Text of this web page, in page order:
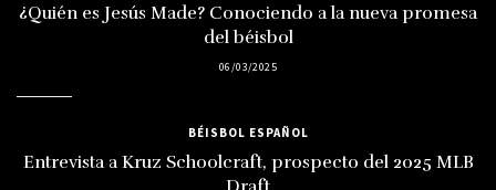
¿Quién es Jesús Made? Conociendo a la nueva promesa
del béisbol
06/03/2025
BÉISBOL ESPAÑOL
Entrevista a Kruz Schoolcraft, prospecto del 2025 MLB